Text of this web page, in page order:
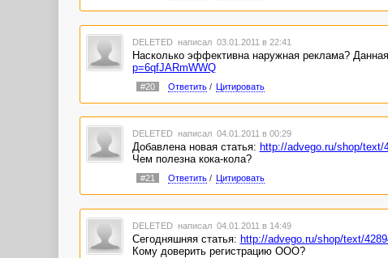
DELETED написал 03.01.2011 в 22:41
Насколько эффективна наружная реклама?
p=6qfJARmWWQ
#20 Ответить/ Цитировать
DELETED написал 04.01.2011 в 00:29
Добавлена новая статья: http://advego.ru/shop/text/
Чем полезна кока-кола?
#21 Ответить/ Цитировать
DELETED написал 04.01.2011 в 14:49
Сегодняшняя статья: http://advego.ru/shop/text/
Кому доверить регистрацию ООО?